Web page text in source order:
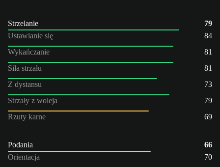
Strzelanie
79
Ustawianie się
84
Wykańczanie
81
Siła strzału
81
Z dystansu
73
Strzały z woleja
79
Rzuty karne
69
Podania
66
Orientacja
70